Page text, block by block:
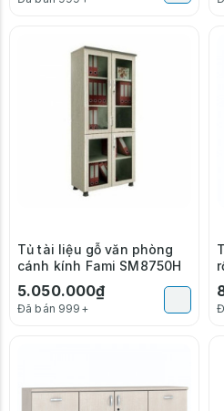
Tủ tài liệu gỗ văn phòng
cánh kính Fami SM8750H
5.050.000₫
Đã bán 999+